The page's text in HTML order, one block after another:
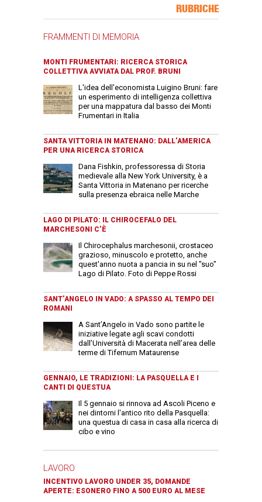
RUBRICHE
FRAMMENTI DI MEMORIA
MONTI FRUMENTARI: RICERCA STORICA
COLLETTIVA AVVIATA DAL PROF. BRUNI
L'idea dell'economista Luigino Bruni: fare
un esperimento di intelligenza collettiva
per una mappatura dal basso dei Monti
Frumentari in Italia
SANTA VITTORIA IN MATENANO: DALL’AMERICA
PER UNA RICERCA STORICA
Dana Fishkin, professoressa di Storia
medievale alla New York University, è a
Santa Vittoria in Matenano per ricerche
sulla presenza ebraica nelle Marche
LAGO DI PILATO: IL CHIROCEFALO DEL
MARCHESONI C’È
Il Chirocephalus marchesonii, crostaceo
grazioso, minuscolo e protetto, anche
quest'anno nuota a pancia in su nel "suo"
Lago di Pilato. Foto di Peppe Rossi
SANT’ANGELO IN VADO: A SPASSO AL TEMPO DEI
ROMANI
A Sant’Angelo in Vado sono partite le
iniziative legate agli scavi condotti
dall’Università di Macerata nell’area delle
terme di Tifernum Mataurense
GENNAIO, LE TRADIZIONI: LA PASQUELLA E I
CANTI DI QUESTUA
Il 5 gennaio si rinnova ad Ascoli Piceno e
nei dintorni l'antico rito della Pasquella:
una questua di casa in casa alla ricerca di
cibo e vino
LAVORO
INCENTIVO LAVORO UNDER 35, DOMANDE
APERTE: ESONERO FINO A 500 EURO AL MESE